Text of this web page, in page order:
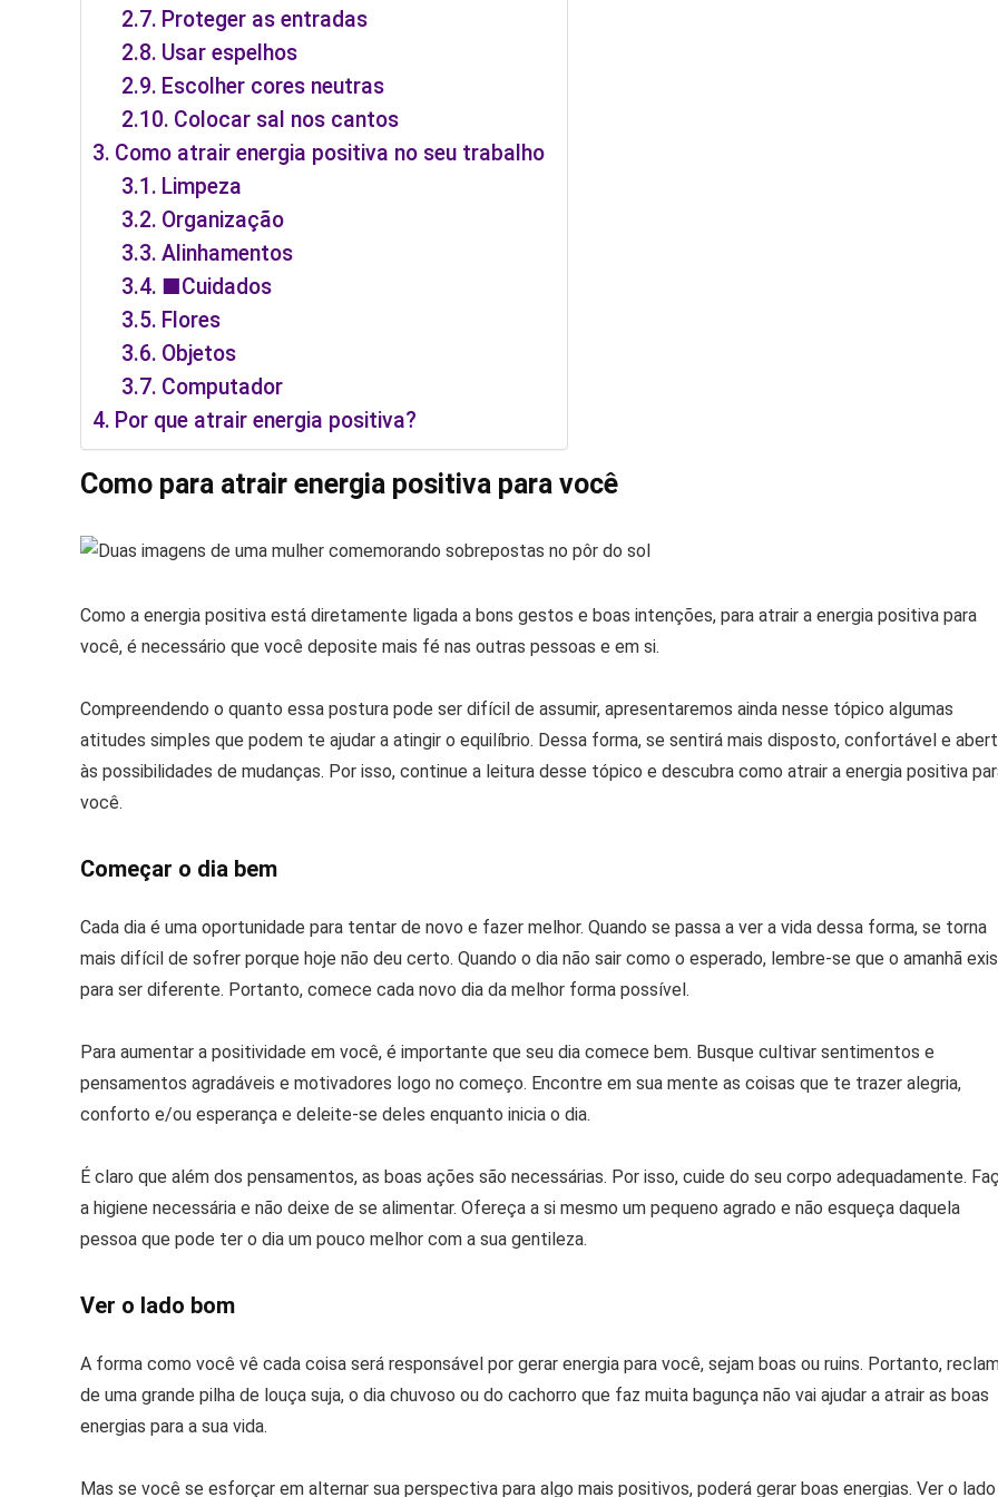
Proteger as entradas
Usar espelhos
Escolher cores neutras
Colocar sal nos cantos
Como atrair energia positiva no seu trabalho
Limpeza
Organização
Alinhamentos
■Cuidados
Flores
Objetos
Computador
Por que atrair energia positiva?
Como para atrair energia positiva para você
Como a energia positiva está diretamente ligada a bons gestos e boas intenções, para atrair a energia positiva para
você, é necessário que você deposite mais fé nas outras pessoas e em si.
Compreendendo o quanto essa postura pode ser difícil de assumir, apresentaremos ainda nesse tópico algumas
atitudes simples que podem te ajudar a atingir o equilíbrio. Dessa forma, se sentirá mais disposto, confortável e
às possibilidades de mudanças. Por isso, continue a leitura desse tópico e descubra como atrair a energia positiva
você.
Começar o dia bem
Cada dia é uma oportunidade para tentar de novo e fazer melhor. Quando se passa a ver a vida dessa forma, se torna
mais difícil de sofrer porque hoje não deu certo. Quando o dia não sair como o esperado, lembre-se que o amanhã
para ser diferente. Portanto, comece cada novo dia da melhor forma possível.
Para aumentar a positividade em você, é importante que seu dia comece bem. Busque cultivar sentimentos e
pensamentos agradáveis e motivadores logo no começo. Encontre em sua mente as coisas que te trazer alegria,
conforto e/ou esperança e deleite-se deles enquanto inicia o dia.
É claro que além dos pensamentos, as boas ações são necessárias. Por isso, cuide do seu corpo adequadamente.
a higiene necessária e não deixe de se alimentar. Ofereça a si mesmo um pequeno agrado e não esqueça daquela
pessoa que pode ter o dia um pouco melhor com a sua gentileza.
Ver o lado bom
A forma como você vê cada coisa será responsável por gerar energia para você, sejam boas ou ruins. Portanto,
de uma grande pilha de louça suja, o dia chuvoso ou do cachorro que faz muita bagunça não vai ajudar a atrair as boas
energias para a sua vida.
Mas se você se esforçar em alternar sua perspectiva para algo mais positivos, poderá gerar boas energias. Ver o lado